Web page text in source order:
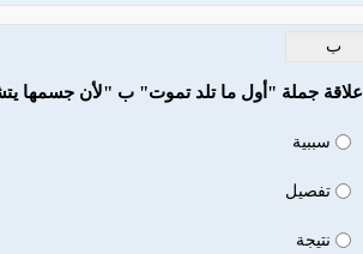
ب
علاقة جملة "أول ما تلد تموت" ب "لأن جسمها
سببية
تفصيل
نتيجة